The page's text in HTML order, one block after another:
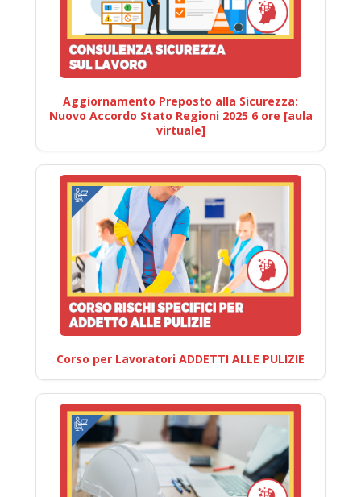
Aggiornamento Preposto alla Sicurezza:
Nuovo Accordo Stato Regioni 2025 6 ore [aula
virtuale]
Corso per Lavoratori ADDETTI ALLE PULIZIE